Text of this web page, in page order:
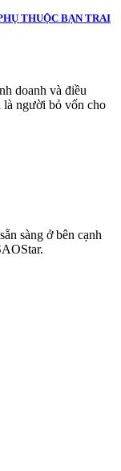
THUỘC BẠN TRAI
doanh và điều
là người bỏ vốn cho
sàng ở bên cạnh